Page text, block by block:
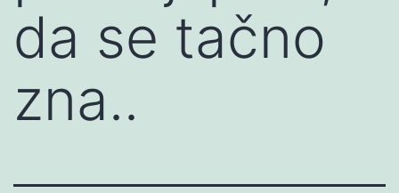
da se tačno
zna..